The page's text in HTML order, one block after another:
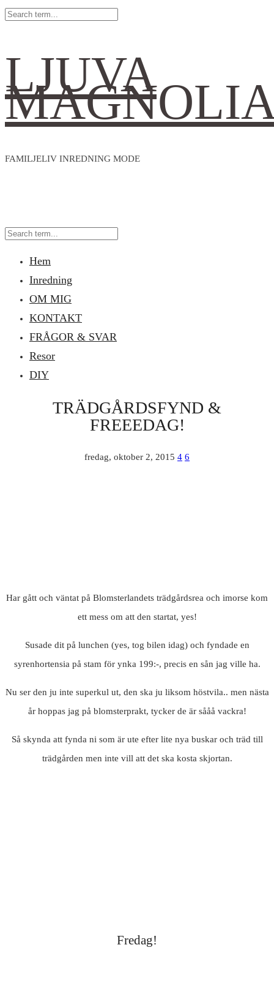
LJUVA
FAMILJELIV INREDNING MODE
Hem
Inredning
OM MIG
KONTAKT
FRÅGOR & SVAR
Resor
DIY
TRÄDGÅRDSFYND &
FREEEDAG!
fredag, oktober 2, 2015 4 6
Har gått och väntat på Blomsterlandets trädgårdsrea och imorse kom
ett mess om att den startat, yes!
Susade dit på lunchen (yes, tog bilen idag) och fyndade en
syrenhortensia på stam för ynka 199:-, precis en sån jag ville ha.
Nu ser den ju inte superkul ut, den ska ju liksom höstvila.. men nästa
år hoppas jag på blomsterprakt, tycker de är sååå vackra!
Så skynda att fynda ni som är ute efter lite nya buskar och träd till
trädgården men inte vill att det ska kosta skjortan.
Fredag!